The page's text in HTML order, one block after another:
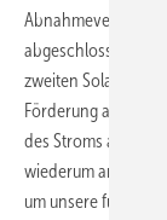
Abnahmevertrag
abgeschlossen. Mit
zweiten Solarpark
Förderung
des Stroms an
wiederum an ihre
um unsere